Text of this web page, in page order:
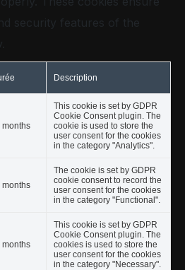
security features of the
Description
months
This cookie is set by GDPR
Cookie Consent plugin. The
cookie is used to store the
user consent for the cookies
in the category "Analytics".
months
The cookie is set by GDPR
cookie consent to record the
user consent for the cookies
in the category "Functional".
months
This cookie is set by GDPR
Cookie Consent plugin. The
cookies is used to store the
user consent for the cookies
in the category "Necessary".